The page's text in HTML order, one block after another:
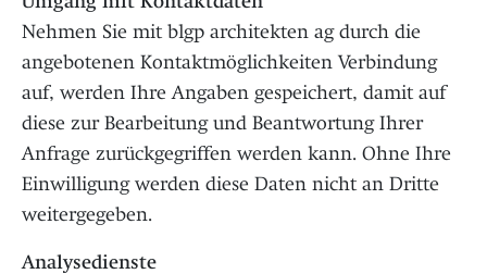
Nehmen Sie mit blgp architekten ag durch die
angebotenen Kontaktmöglichkeiten Verbindung
auf, werden Ihre Angaben gespeichert, damit auf
diese zur Bearbeitung und Beantwortung Ihrer
Anfrage zurückgegriffen werden kann. Ohne Ihre
Einwilligung werden diese Daten nicht an Dritte
weitergegeben.
Analysedienste